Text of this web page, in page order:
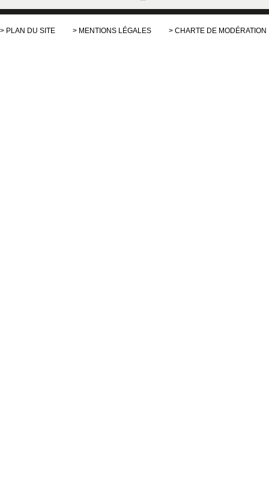
PLAN DU SITE MENTIONS LÉGALES CHARTE DE MODÉRATION